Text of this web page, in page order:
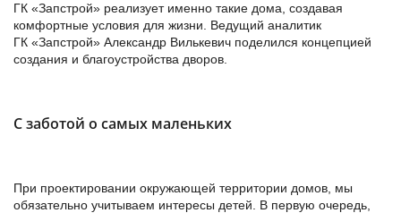
ГК «Запстрой» реализует именно такие дома, создавая
комфортные условия для жизни. Ведущий аналитик
ГК «Запстрой» Александр Вилькевич поделился концепцией
создания и благоустройства дворов.
С заботой о самых маленьких
При проектировании окружающей территории домов, мы
обязательно учитываем интересы детей. В первую очередь,